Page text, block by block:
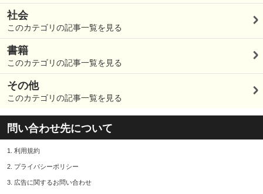
社会
このカテゴリの記事一覧を見る
書籍
このカテゴリの記事一覧を見る
その他
このカテゴリの記事一覧を見る
問い合わせ先について
1. 利用規約
2. プライバシーポリシー
3. 広告に関するお問い合わせ